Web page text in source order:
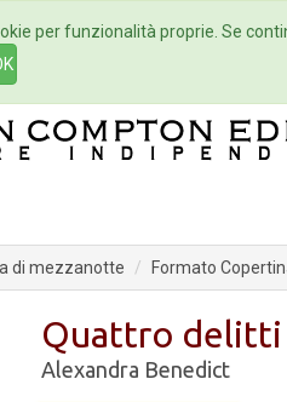
Eventi
di mezzanotte Formato
Quattro delitti
Alexandra Benedict
per funzionalità proprie. Se